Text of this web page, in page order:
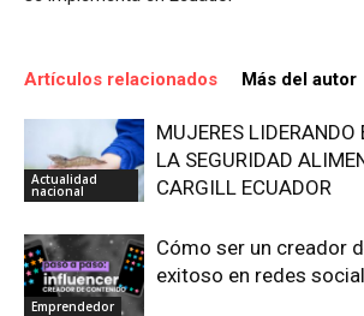
Artículos relacionados Más del autor
Actualidad
nacional
MUJERES LIDERANDO
LA SEGURIDAD
CARGILL ECUADOR
Emprendedor
Cómo ser un creador
exitoso en redes